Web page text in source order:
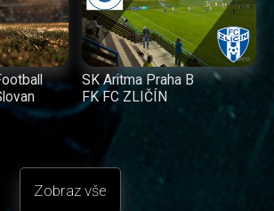
SK Aritma Praha B
FK FC ZLIČÍN
Zobraz vše